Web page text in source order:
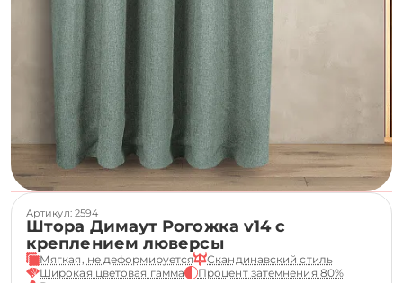
Артикул: 2594
Штора Димаут Рогожка v14 с
креплением люверсы
Мягкая, не деформируется
Скандинавский стиль
Широкая цветовая гамма
Процент затемнения 80%